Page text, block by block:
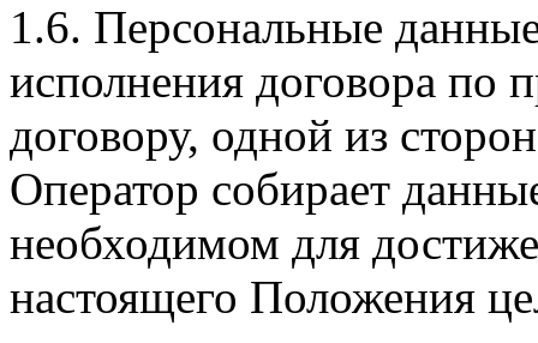
1.6. Персональные
исполнения договора по
договору, одной из
Оператор собирает
необходимом для
настоящего Положения